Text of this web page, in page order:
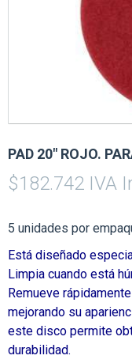
PAD 20″ ROJO.
$182.742 IVA
5 unidades por
Está diseñado
Limpia cuando está
Remueve
mejorando su
este disco permite
durabilidad.